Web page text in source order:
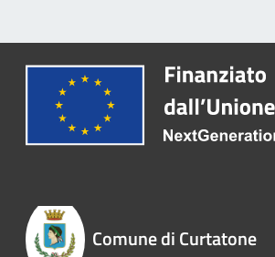
Comune di Curtatone